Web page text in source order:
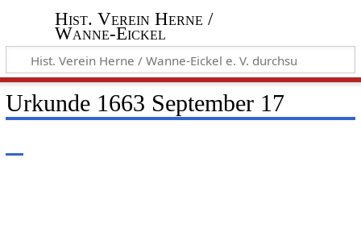
Hist. Verein Herne /
Wanne-Eickel
Urkunde 1663 September 17